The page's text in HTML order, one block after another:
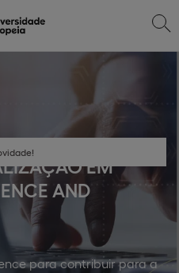
EM
AND
para contribuir para a